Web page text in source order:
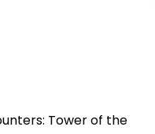
Tower of the